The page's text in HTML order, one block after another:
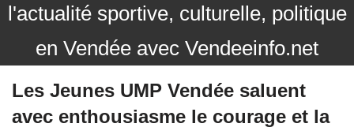
l'actualité sportive, culturelle, politique
en Vendée avec Vendeeinfo.net
Les Jeunes UMP Vendée saluent
avec enthousiasme le courage et la